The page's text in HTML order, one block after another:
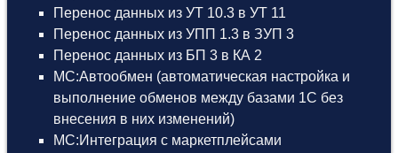
Перенос данных из УТ 10.3 в УТ 11
Перенос данных из УПП 1.3 в ЗУП 3
Перенос данных из БП 3 в КА 2
МС:Автообмен (автоматическая настройка и
выполнение обменов между базами 1С без
внесения в них изменений)
МС:Интеграция с маркетплейсами